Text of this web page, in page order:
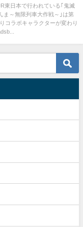
わ｣ではヘッドマーク
屋ではコラボ弁当の発
東日本で行われている｢鬼滅
ま～無限列車大作戦～｣は第
コラボキャラクターが変わり